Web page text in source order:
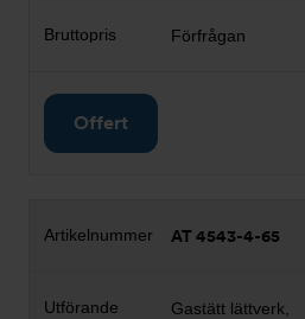
Förfrågan
Offert
AT 4543-4-65
Gastätt lättverk,